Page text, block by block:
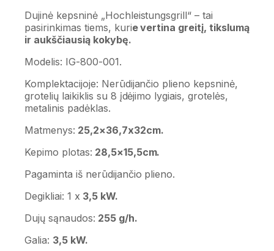
Dujinė kepsninė „Hochleistungsgrill“ – tai
pasirinkimas tiems, kurie vertina greitį, tikslumą
ir aukščiausią kokybę.
Modelis: IG-800-001.
Komplektacijoje: Nerūdijančio plieno kepsninė,
grotelių laikiklis su 8 įdėjimo lygiais, grotelės,
metalinis padėklas.
Matmenys: 25,2×36,7x32cm.
Kepimo plotas: 28,5×15,5cm.
Pagaminta iš nerūdijančio plieno.
Degikliai: 1 x 3,5 kW.
Dujų sąnaudos: 255 g/h.
Galia: 3,5 kW.